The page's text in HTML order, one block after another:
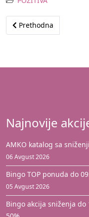
Prethodni članak: FIS
Prethodna
Najnovije
AMKO katalog sa
06 Avgust 2026
Bingo TOP ponuda do
05 Avgust 2026
Bingo akcija sniženja